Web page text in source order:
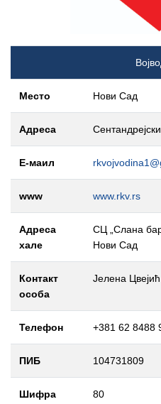
Место Нови Сад
Адреса
Е-маил
www www.rkv.rs
Адреса
хале
СЦ „Слана
Нови Сад
Контакт
особа
Јелена Цвејић
Телефон +381 62 8488
ПИБ 104731809
Шифра
80